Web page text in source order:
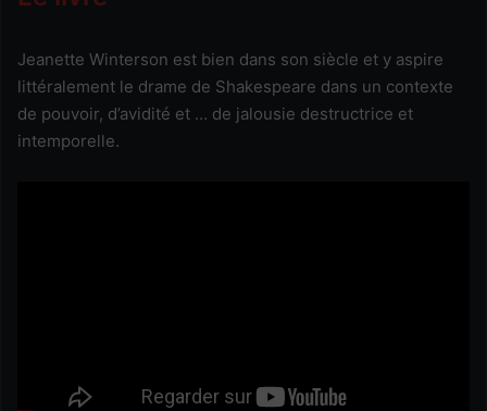
Jeanette Winterson est bien dans son siècle et y aspire
littéralement le drame de Shakespeare dans un contexte
de pouvoir, d’avidité et … de jalousie destructrice et
intemporelle.